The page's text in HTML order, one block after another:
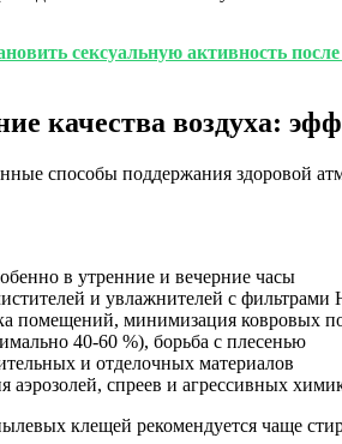
сексуальную активность
качества воздуха:
способы поддержания здоровой
в утренние и вечерние часы
и увлажнителей с
помещений, минимизация ковровых
40-60 %), борьба с плесенью
и отделочных материалов
спреев и агрессивных
клещей рекомендуется чаще